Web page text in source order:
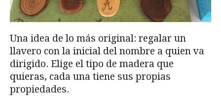
Una idea de lo más original: regalar un
llavero con la inicial del nombre a quien va
dirigido. Elige el tipo de madera que
quieras, cada una tiene sus propias
propiedades.